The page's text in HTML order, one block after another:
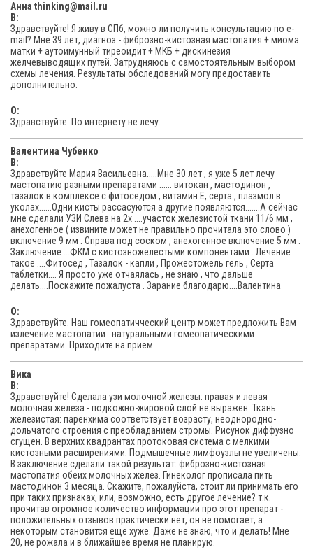
Анна thinking@mail.ru
В:
Здравствуйте! Я живу в СПб, можно ли получить консультацию по е-
mail? Мне 39 лет, диагноз - фиброзно-кистозная мастопатия + миома
матки + аутоимунный тиреоидит + МКБ + дискинезия
желчевыводящих путей. Затрудняюсь с самостоятельным выбором
схемы лечения. Результаты обследований могу предоставить
дополнительно.
O:
Здравствуйте. По интернету не лечу.
Валентина Чубенко
В:
Здравствуйте Мария Васильевна.....Мне 30 лет , я уже 5 лет лечу
мастопатию разными препаратами ...... витокан , мастодинон ,
тазалок в комплексе с фитоседом , витамин Е, серта , плазмол в
уколах......Одни кисты рассасуются а другие появляются.......А сейчас
мне сделали УЗИ Слева на 2х ....участок железистой ткани 11/6 мм ,
анехогенное ( извините может не правильно прочитала это слово )
включение 9 мм . Справа под соском , анехогенное включение 5 мм .
Заключение ...ФКМ с кистозножелестыми компонентами . Лечение
такое ....Фитосед , Тазалок - капли , Прожестожель гель , Серта
таблетки.... Я просто уже отчаялась , не знаю , что дальше
делать....Поскажите пожалуста . Зарание благодарю....Валентина
O:
Здравствуйте. Наш гомеопатичческий центр может предложить Вам
излечение мастопатии натуральными гомеопатическими
препаратами. Приходите на прием.
Вика
В:
Здравствуйте! Сделала узи молочной железы: правая и левая
молочная железа - подкожно-жировой слой не выражен. Ткань
железистая: паренхима соответствует возрасту, неоднородно-
дольчатого строения с преобладанием стромы. Рисунок диффузно
сгущен. В верхних квадрантах протоковая система с мелкими
кистозными расширениями. Подмышечные лимфоузлы не увеличены.
В заключение сделали такой результат: фиброзно-кистозная
мастопатия обеих молочных желез. Гинеколог прописала пить
мастодинон 3 месяца. Скажите, пожалуйста, стоит ли принимать его
при таких признаках, или, возможно, есть другое лечение? т.к.
прочитав огромное количество информации про этот препарат -
положительных отзывов практически нет, он не помогает, а
некоторым становится еще хуже. Даже не знаю, что и делать! Мне
20, не рожала и в ближайшее время не планирую.